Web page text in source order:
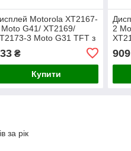
Motorola XT2167-
Moto G41/ XT2169/
3 Moto G31 TFT з
₴
Купити
2
909
за рік